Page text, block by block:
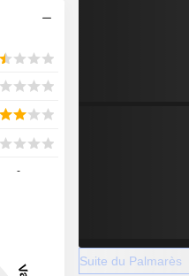
-
Suite du Palmarès